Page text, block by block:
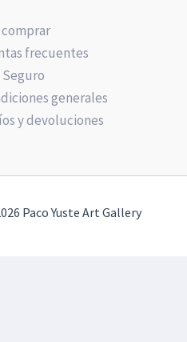
frecuentes
Seguro
generales
y devoluciones
Paco Yuste Art Gallery